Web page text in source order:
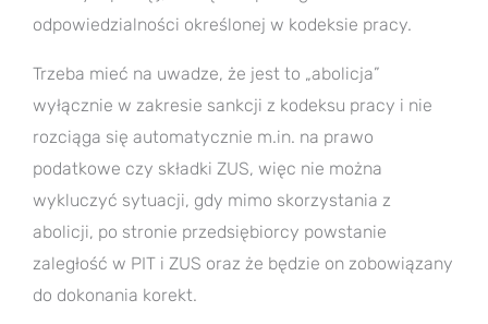
odpowiedzialności określonej w kodeksie pracy.
Trzeba mieć na uwadze, że jest to „abolicja”
wyłącznie w zakresie sankcji z kodeksu pracy i nie
rozciąga się automatycznie m.in. na prawo
podatkowe czy składki ZUS, więc nie można
wykluczyć sytuacji, gdy mimo skorzystania z
abolicji, po stronie przedsiębiorcy powstanie
zaległość w PIT i ZUS oraz że będzie on zobowiązany
do dokonania korekt.